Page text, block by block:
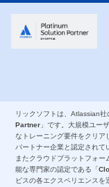
リックソフトは、Atlassian
Partner 」です。大規模ユー
なトレーニング要件をクリア
パートナー企業と認定されて
またクラウドプラットフォー
能な専門家の認定である「
ビスの各エクスペリエンス